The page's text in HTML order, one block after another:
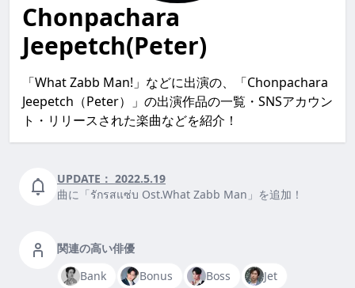
Chonpachara
Jeepetch(Peter)
「What Zabb Man!」などに出演の、「Chonpachara
Jeepetch（Peter）」の出演作品の一覧・SNSアカウン
ト・リリースされた楽曲などを紹介！
UPDATE： 2022.5.19
曲に「รักรสแซ่บ Ost.What Zabb Man」を追加！
関連の高い俳優
Bank
Bonus Boss
Jet